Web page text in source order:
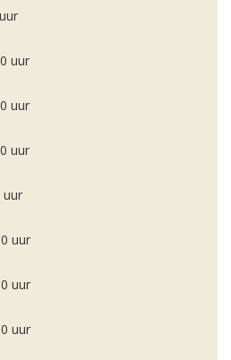
uur
uur
uur
uur
uur
uur
uur